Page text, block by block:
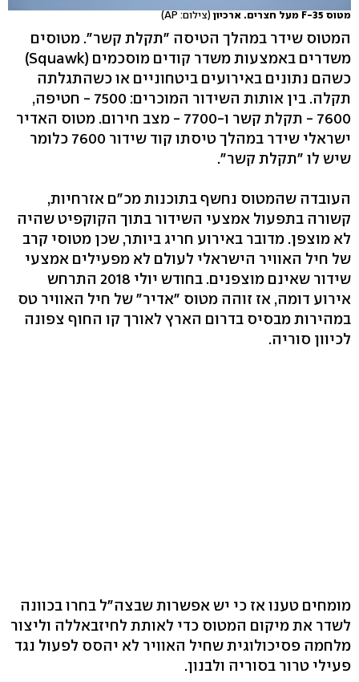
מטוס F-35 מעל חצרים. ארכיון (צילום: AP)
המטוס שידר במהלך הטיסה "תקלת קשר". מטוסים
משדרים באמצעות משדר קודים מוסכמים (Squawk)
כשהם נתונים באירועים ביטחוניים או כשהתגלתה
תקלה. בין אותות השידור המוכרים: 7500 - חטיפה,
7600 - תקלת קשר ו-7700 - מצב חירום. מטוס האדיר
ישראלי שידר במהלך טיסתו קוד שידור 7600 כלומר
שיש לו "תקלת קשר".
העובדה שהמטוס נחשף בתוכנות מכ"ם אזרחיות,
קשורה בתפעול אמצעי השידור בתוך הקוקפיט שהיה
לא מוצפן. מדובר באירוע חריג ביותר, שכן מטוסי קרב
של חיל האוויר הישראלי לעולם לא מפעילים אמצעי
שידור שאינם מוצפנים. בחודש יולי 2018 התרחש
אירוע דומה, אז זוהה מטוס "אדיר" של חיל האוויר טס
במהירות מבסיס בדרום הארץ לאורך קו החוף צפונה
לכיוון סוריה.
מומחים טענו אז כי יש אפשרות שבצה"ל בחרו בכוונה
לשדר את מיקום המטוס כדי לאותת לחיזבאללה וליצור
מלחמה פסיכולוגית שחיל האוויר לא יהסס לפעול נגד
פעילי טרור בסוריה ולבנון.